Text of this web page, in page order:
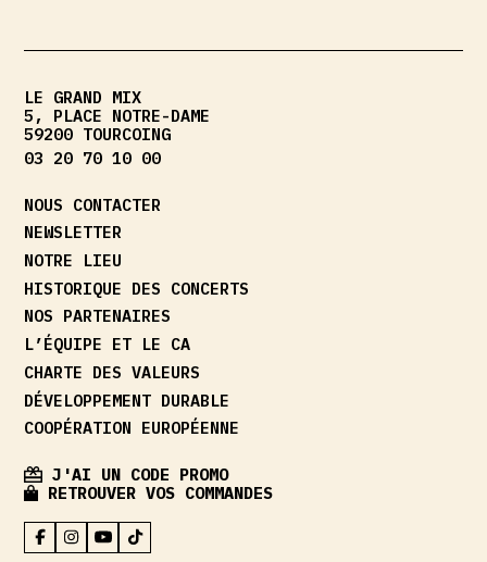
LE GRAND MIX
5, PLACE NOTRE-DAME
59200 TOURCOING
03 20 70 10 00
NOUS CONTACTER
NEWSLETTER
NOTRE LIEU
HISTORIQUE DES CONCERTS
NOS PARTENAIRES
L’ÉQUIPE ET LE CA
CHARTE DES VALEURS
DÉVELOPPEMENT DURABLE
COOPÉRATION EUROPÉENNE
J'AI UN CODE PROMO
RETROUVER VOS COMMANDES
FACEBOOKINSTAGRAM
YOUTUBETIKTOK